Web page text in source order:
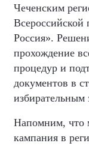
Чеченским
Всероссийской
Россия».
прохождение
процедур и
документов в
избирательным
Напомним, что
кампания в